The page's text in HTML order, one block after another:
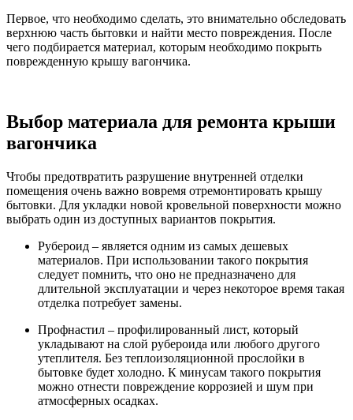
Первое, что необходимо сделать, это внимательно обследовать
верхнюю часть бытовки и найти место повреждения. После
чего подбирается материал, которым необходимо покрыть
поврежденную крышу вагончика.
Выбор материала для ремонта крыши
вагончика
Чтобы предотвратить разрушение внутренней отделки
помещения очень важно вовремя отремонтировать крышу
бытовки. Для укладки новой кровельной поверхности можно
выбрать один из доступных вариантов покрытия.
Рубероид – является одним из самых дешевых
материалов. При использовании такого покрытия
следует помнить, что оно не предназначено для
длительной эксплуатации и через некоторое время такая
отделка потребует замены.
Профнастил – профилированный лист, который
укладывают на слой рубероида или любого другого
утеплителя. Без теплоизоляционной прослойки в
бытовке будет холодно. К минусам такого покрытия
можно отнести повреждение коррозией и шум при
атмосферных осадках.